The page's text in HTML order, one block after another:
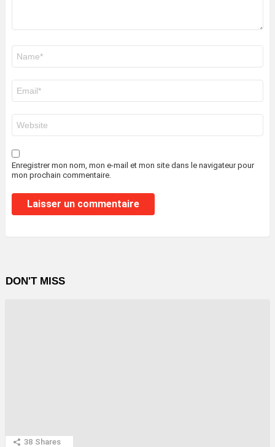
mail
*
web
Enregistrer mon nom, mon e-mail et mon site dans le navigateur pour
mon prochain commentaire.
DON'T MISS
38 Shares